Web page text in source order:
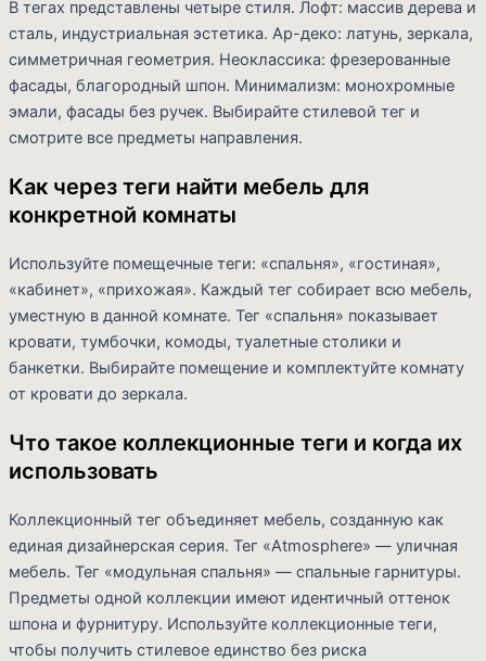
В тегах представлены четыре стиля. Лофт: массив дерева и
сталь, индустриальная эстетика. Ар-деко: латунь, зеркала,
симметричная геометрия. Неоклассика: фрезерованные
фасады, благородный шпон. Минимализм: монохромные
эмали, фасады без ручек. Выбирайте стилевой тег и
смотрите все предметы направления.
Как через теги найти мебель для
конкретной комнаты
Используйте помещечные теги: «спальня», «гостиная»,
«кабинет», «прихожая». Каждый тег собирает всю мебель,
уместную в данной комнате. Тег «спальня» показывает
кровати, тумбочки, комоды, туалетные столики и
банкетки. Выбирайте помещение и комплектуйте комнату
от кровати до зеркала.
Что такое коллекционные теги и когда их
использовать
Коллекционный тег объединяет мебель, созданную как
единая дизайнерская серия. Тег «Atmosphere» — уличная
мебель. Тег «модульная спальня» — спальные гарнитуры.
Предметы одной коллекции имеют идентичный оттенок
шпона и фурнитуру. Используйте коллекционные теги,
чтобы получить стилевое единство без риска